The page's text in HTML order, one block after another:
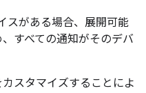
スがある場合、展開可能
すべての通知がそのデバ
スタマイズすることによ